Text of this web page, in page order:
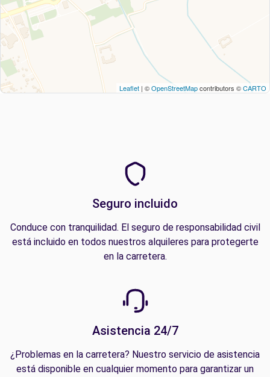
Leaflet | ©OpenStreetMapcontributors ©CARTO
Seguro incluido
Conduce con tranquilidad. El seguro de responsabilidad civil
está incluido en todos nuestros alquileres para protegerte
en la carretera.
Asistencia 24/7
¿Problemas en la carretera? Nuestro servicio de asistencia
está disponible en cualquier momento para garantizar un